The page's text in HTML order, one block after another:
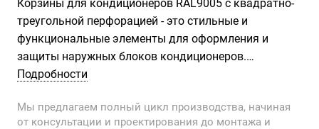
Корзины для кондиционеров RAL9005 с квадратно-
треугольной перфорацией - это стильные и
функциональные элементы для оформления и
защиты наружных блоков кондиционеров.
Обеспечивают оптимальную вентиляцию,
атмосферных воздействий.
Подробности
Мы предлагаем полный цикл производства, начиная
от консультации и проектирования до монтажа и